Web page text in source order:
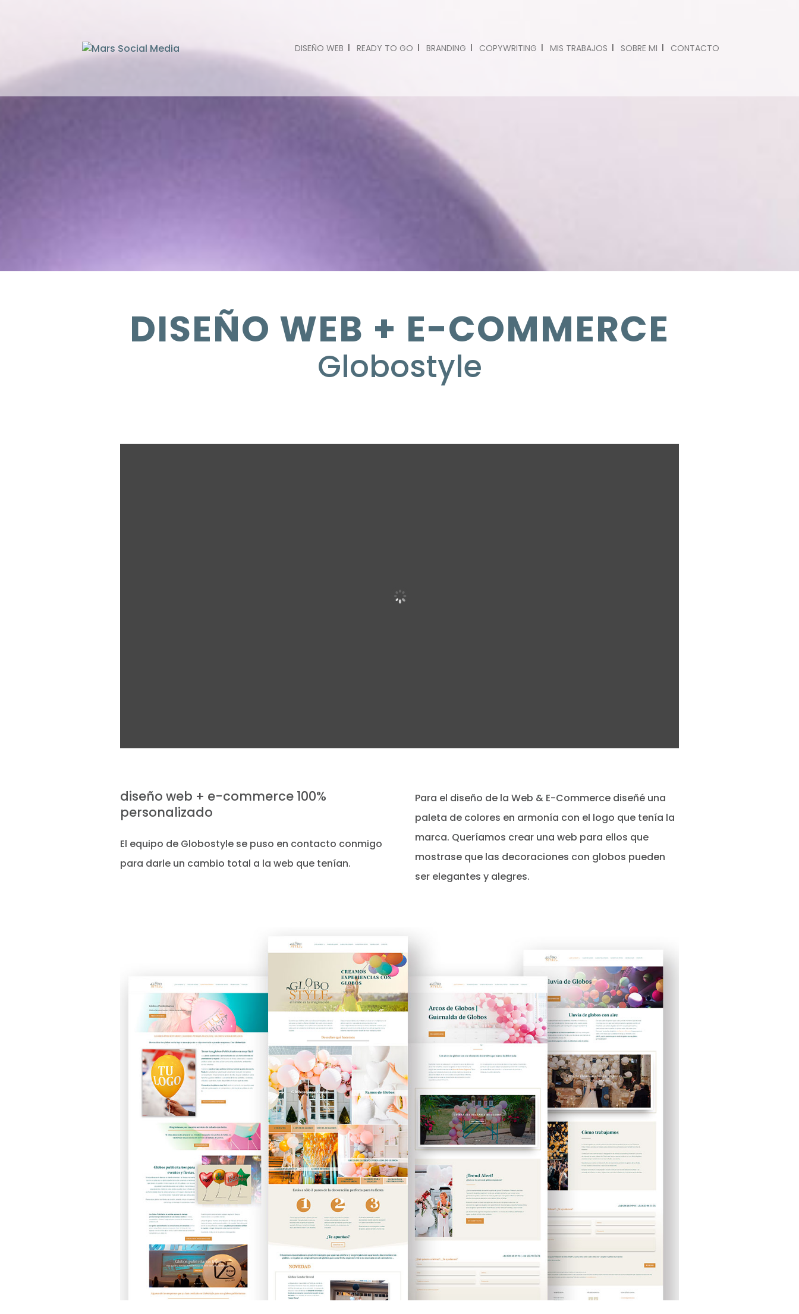
DISEÑO WEB READY TO GO BRANDING COPYWRITING MIS TRABAJOS SOBRE MI CONTACTO
DISEÑO WEB + E-COMMERCE
Globostyle
diseño web + e-commerce 100%
personalizado
El equipo de Globostyle se puso en contacto conmigo
para darle un cambio total a la web que tenían.
Para el diseño de la Web & E-Commerce diseñé una
paleta de colores en armonía con el logo que tenía la
marca. Queríamos crear una web para ellos que
mostrase que las decoraciones con globos pueden
ser elegantes y alegres.